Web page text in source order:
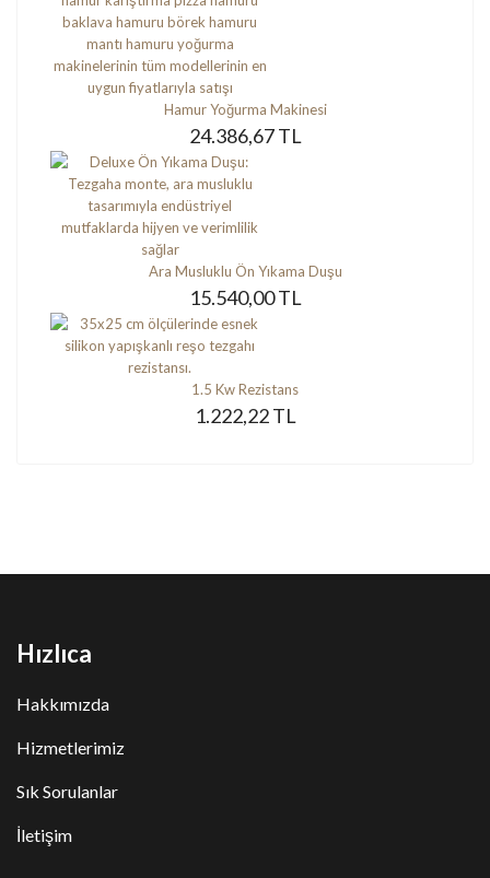
Hamur Yoğurma Makinesi
24.386,67 TL
Ara Musluklu Ön Yıkama Duşu
15.540,00 TL
1.5 Kw Rezistans
1.222,22 TL
Hızlıca
Hakkımızda
Hizmetlerimiz
Sık Sorulanlar
İletişim